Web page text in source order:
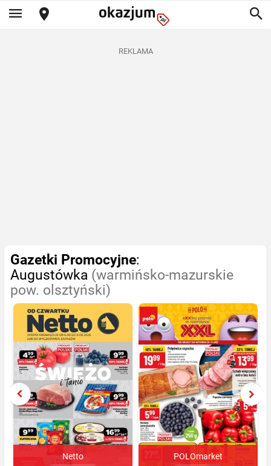
REKLAMA
Gazetki Promocyjne:
Augustówka (warmińsko-mazurskie
pow. olsztyński)
Netto POLOmarket